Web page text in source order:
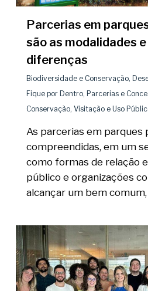
Parcerias em
são as modalidades
diferenças
Biodiversidade e Conservação,
Fique por Dentro, Parcerias e
Conservação, Visitação e Uso
As parcerias em parques
compreendidas, em um
como formas de relação
público e organizações
alcançar um bem